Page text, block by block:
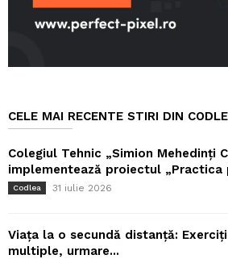
CELE MAI RECENTE STIRI DIN
Colegiul Tehnic „Simion Mehedinți
implementează proiectul „Practica
Codlea 31 iulie 2026
Viața la o secundă distanță:
multiple, urmare...